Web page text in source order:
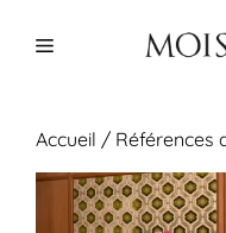
Menu
Accueil / Références